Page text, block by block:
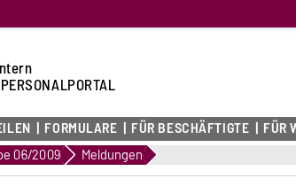
FORMULARE FÜR BESCHÄFTIGTE FÜR
06/2009 Meldungen